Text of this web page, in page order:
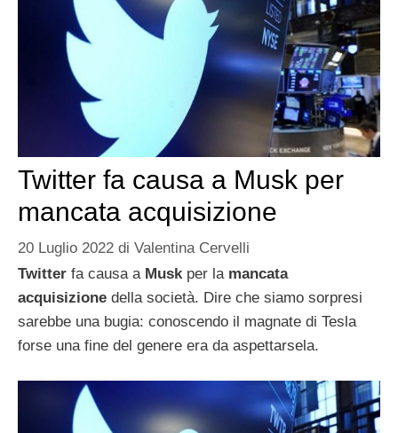
Twitter fa causa a Musk per
mancata acquisizione
20 Luglio 2022 di Valentina Cervelli
Twitter fa causa a Muskper la mancata
acquisizione della società. Dire che siamo sorpresi
sarebbe una bugia: conoscendo il magnate di Tesla
forse una fine del genere era da aspettarsela.